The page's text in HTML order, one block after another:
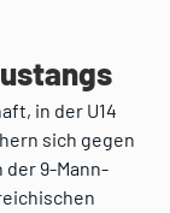
in der U14
sich gegen
der 9-Mann-